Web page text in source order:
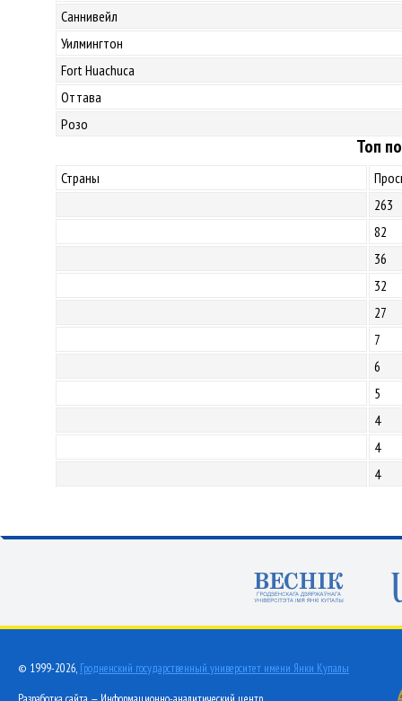
Саннивейл
Уилмингтон
Fort Huachuca
Оттава
Розо
Топ
Страны
263
82
36
32
27
7
6
5
4
4
4
© 1999-2026, Гродненский государственный университет имени Янки Купалы